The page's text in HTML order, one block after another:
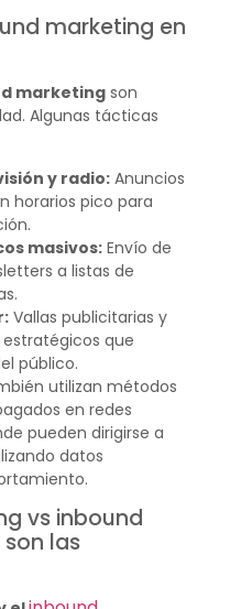
marketing en
marketingson
Algunas tácticas
y radio:Anuncios
horarios pico para
masivos:Envío de
a listas de
Vallas publicitarias y
que
público.
utilizan métodos
en redes
pueden dirigirse a
datos
vs inbound
las